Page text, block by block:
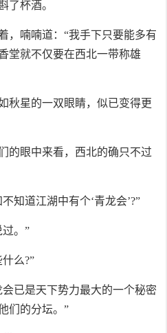
了杯酒。
，喃喃道：“我手下只要能多有
堂就不仅要在西北一带称雄
秋星的一双眼睛，似已变得更
的眼中来看，西北的确只不过
知道江湖中有个‘青龙会’?”
。”
么?”
已是天下势力最大的一个秘密
们的分坛。”